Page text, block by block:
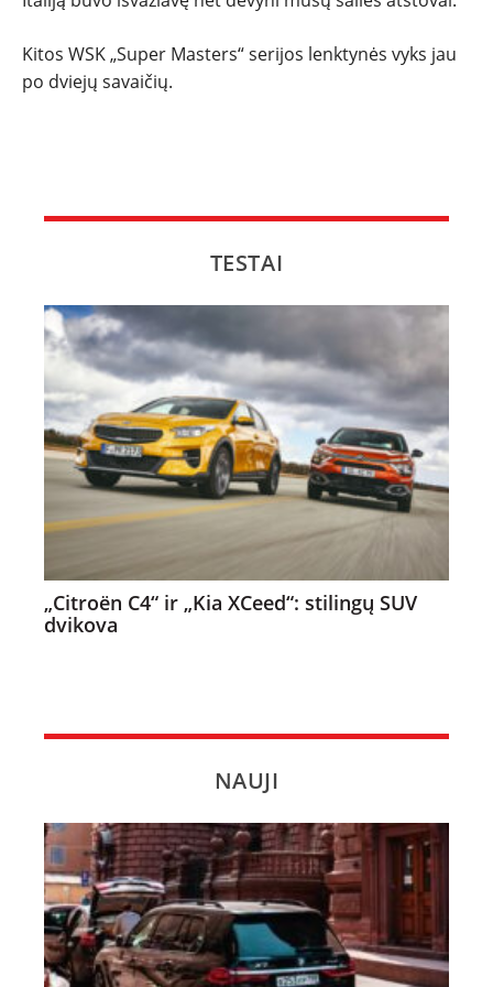
Kitos WSK „Super Masters“ serijos lenktynės vyks jau
po dviejų savaičių.
TESTAI
„Citroën C4“ ir „Kia XCeed“: stilingų SUV
dvikova
NAUJI